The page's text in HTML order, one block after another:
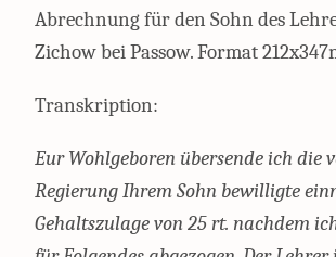
Abrechnung für den Sohn des
Zichow bei Passow. Format
Transkription:
Eur Wohlgeboren übersende ich die
Regierung Ihrem Sohn bewilligte
Gehaltszulage von 25 rt. nachdem